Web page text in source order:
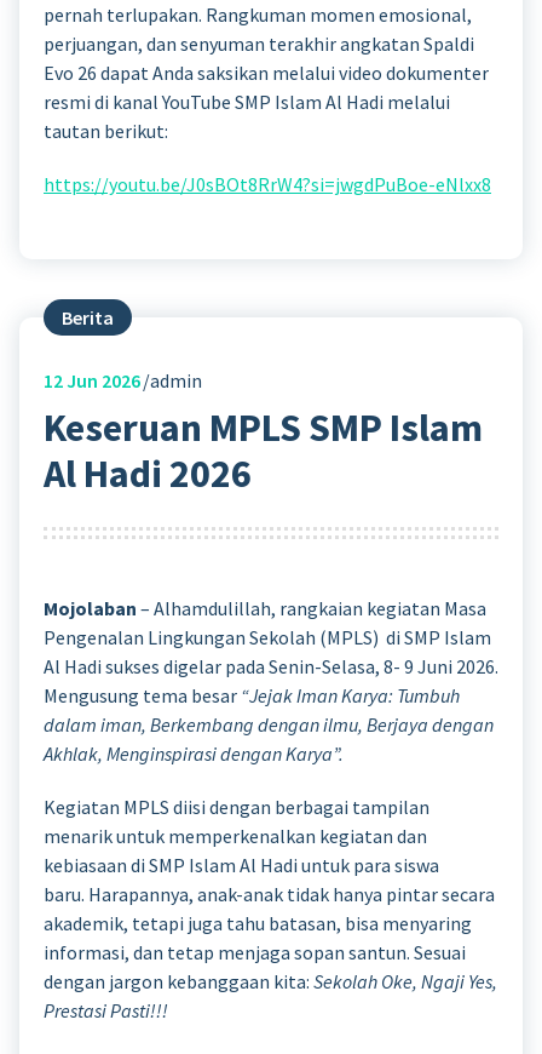
pernah terlupakan. Rangkuman momen emosional,
perjuangan, dan senyuman terakhir angkatan Spaldi
Evo 26 dapat Anda saksikan melalui video dokumenter
resmi di kanal YouTube SMP Islam Al Hadi melalui
tautan berikut:
https://youtu.be/J0sBOt8RrW4?si=jwgdPuBoe-eNlxx8
Berita
12Jun 2026 admin
Keseruan MPLS SMP Islam
Al Hadi 2026
Mojolaban – Alhamdulillah, rangkaian kegiatan Masa
Pengenalan Lingkungan Sekolah (MPLS) di SMP Islam
Al Hadi sukses digelar pada Senin-Selasa, 8- 9 Juni 2026.
Mengusung tema besar “Jejak Iman Karya: Tumbuh
dalam iman, Berkembang dengan ilmu, Berjaya dengan
Akhlak, Menginspirasi dengan Karya”.
Kegiatan MPLS diisi dengan berbagai tampilan
menarik untuk memperkenalkan kegiatan dan
kebiasaan di SMP Islam Al Hadi untuk para siswa
baru. Harapannya, anak-anak tidak hanya pintar secara
akademik, tetapi juga tahu batasan, bisa menyaring
informasi, dan tetap menjaga sopan santun. Sesuai
dengan jargon kebanggaan kita: Sekolah Oke, Ngaji Yes,
Prestasi Pasti!!!